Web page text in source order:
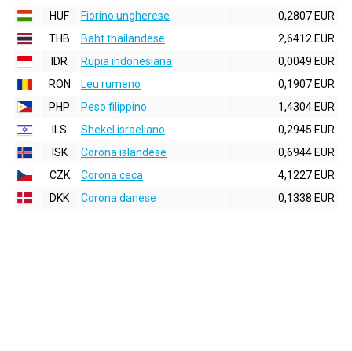
HUF
Fiorino ungherese
0,2807 EUR
THB
Baht thailandese
2,6412 EUR
IDR
Rupia indonesiana
0,0049 EUR
RON
Leu rumeno
0,1907 EUR
PHP
Peso filippino
1,4304 EUR
ILS
Shekel israeliano
0,2945 EUR
ISK
Corona islandese
0,6944 EUR
CZK
Corona ceca
4,1227 EUR
DKK
Corona danese 0,1338 EUR